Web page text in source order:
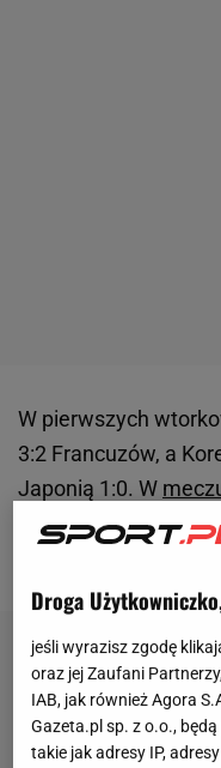
W pierwszych
3:2 Francuzów, a
Japonią 1:0. W
wyniku
Droga
jeśli wyrazisz zgodę
oraz jej Zaufani
IAB, jak również Agora
Gazeta.pl sp. z o.o.,
takie jak adresy IP,